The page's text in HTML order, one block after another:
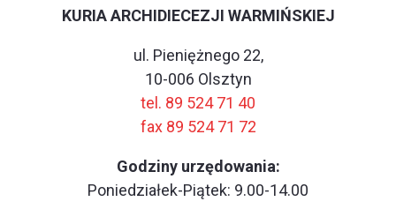
KURIA ARCHIDIECEZJI WARMIŃSKIEJ
ul. Pieniężnego 22,
10-006 Olsztyn
tel. 89 524 71 40
fax 89 524 71 72
Godziny urzędowania:
Poniedziałek-Piątek: 9.00-14.00